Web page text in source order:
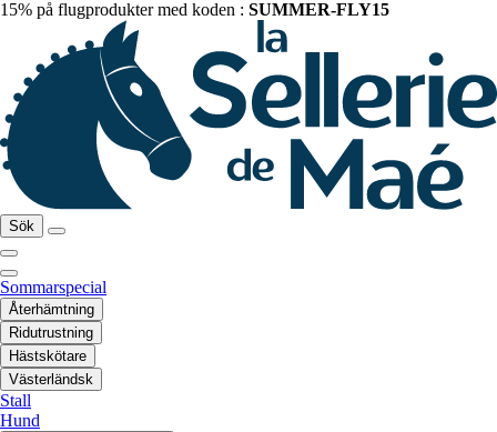
15% på flugprodukter med koden : SUMMER-FLY15
Sök
Sommarspecial
Återhämtning
Ridutrustning
Hästskötare
Västerländsk
Stall
Hund